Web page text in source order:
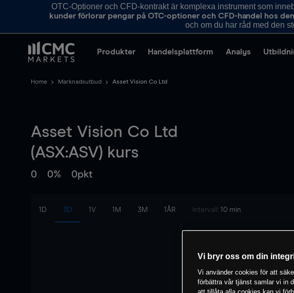
OTC-Optioner och CFD-kontrakt är komplexa instrument som
kunder förlorar pengar på OTC-optioner och CFD-handel hos
och om du har råd med den
Produkter Handelsplattform Analys
Home Marknadsutbud Asset Vision Co Ltd
Asset Vision Co Ltd
(ASX:ASV) kurs
0 0% 0pkt
1D 3D 1V 1M 3M 1ÅR Intervall: 10 min
Vi bryr oss om din
Vi använder cookies för att
förbättra vår tjänst samlar vi in